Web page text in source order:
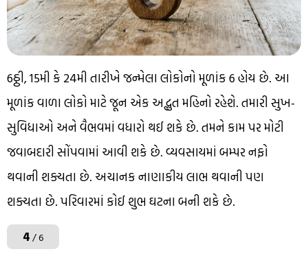
6ઠ્ઠી, 15મી કે 24મી તારીખે જન્મેલા લોકોનો મૂળાંક 6 હોય છે. આ
મૂળાંક વાળા લોકો માટે જૂન એક અદ્ભુત મહિનો રહેશે. તમારી સુખ-
સુવિધાઓ અને વૈભવમાં વધારો થઈ શકે છે. તમને કામ પર મોટી
જવાબદારી સોંપવામાં આવી શકે છે. વ્યવસાયમાં બમ્પર નફો
થવાની શક્યતા છે. અચાનક નાણાકીય લાભ થવાની પણ
શક્યતા છે. પરિવારમાં કોઈ શુભ ઘટના બની શકે છે.
4/ 6